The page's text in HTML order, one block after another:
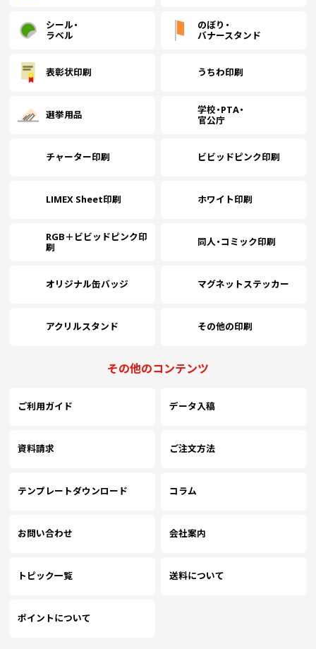
シール・
ラベル
のぼり・
バナースタンド
表彰状印刷 うちわ印刷
選挙用品
学校・PTA・
官公庁
チャーター印刷 ビビッドピンク印刷
LIMEX Sheet印刷 ホワイト印刷
RGB＋ビビッドピンク印
刷
同人・コミック印刷
オリジナル缶バッジ マグネットステッカー
アクリルスタンド その他の印刷
その他のコンテンツ
ご利用ガイド データ入稿
資料請求 ご注文方法
テンプレートダウンロード コラム
お問い合わせ 会社案内
トピック一覧 送料について
ポイントについて